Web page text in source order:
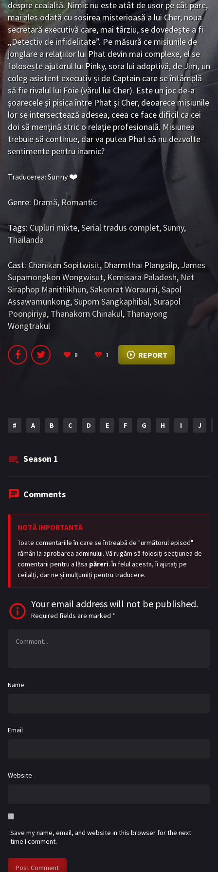
Bromance / BL China BL Vietnam
BL Philipine Cupluri Mixte
LGBTQ+ NON-ASIA
BLOG
Articole Cărți traduse
Muzică
RECOMANDĂRI PROIECTE
Contul meu
despre cealaltă. Nimic nu este atât de ușor pe cât pare,
mai ales odată cu sosirea misterioasă a lui Cher, noua
secretară executivă care, mai târziu, se dovedește a fi
„Detectiv de infidelitate”. Pe măsură ce misiunile de
jonglare a relațiilor lui Phat devin mai complexe, el se
folosește ajutorul lui Pinky, sora lui adoptivă, de Jim, un
coleg asistent executiv și de Captain care se întâmplă
să fie rivalul lui Foie (vărul lui Cher). Este un joc de-a
șoarecele și pisica între Phat și Cher, deoarece misiunile
lor se intersectează adesea, ceea ce face dificil ca cei
doi să mențină stric o relație profesională. Misiunea
trebuie să continue, dar va putea Phat să nu dezvolte
sentimente pentru inamic?
Traducerea: Sunny❤️
Genre: Dramă, Romantic
Tags: Cupluri mixte,Serial tradus complet,Sunny,
Thailanda
Cast: Chanikan Sopitwisit, Dharmthai Plangsilp, James
Supamongkon Wongwisut, Kemisara Paladesh, Net
Siraphop Manithikhun,Sakonrat Woraurai,Sapol
Assawamunkong,Suporn Sangkaphibal,Surapol
Poonpiriya, Thanakorn Chinakul, Thanayong
Wongtrakul
8 1 REPORT
# A B C D E F G H I J
Season 1
Comments
NOTĂ IMPORTANTĂ
Toate comentariile în care se întreabă de "următorul episod"
rămân la aprobarea adminului. Vă rugăm să folosiți secțiunea de
comentarii pentru a lăsa păreri. În felul acesta, îi ajutați pe
ceilalți, dar ne și mulțumiți pentru traducere.
Your email address will not be published.
Required fields are marked *
Name
Email
Website
Save my name, email, and website in this browser for the next
time I comment.